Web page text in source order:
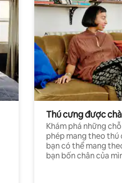
Thú cưng được
Khám phá những
phép mang theo thú
bạn có thể mang
bạn bốn chân của